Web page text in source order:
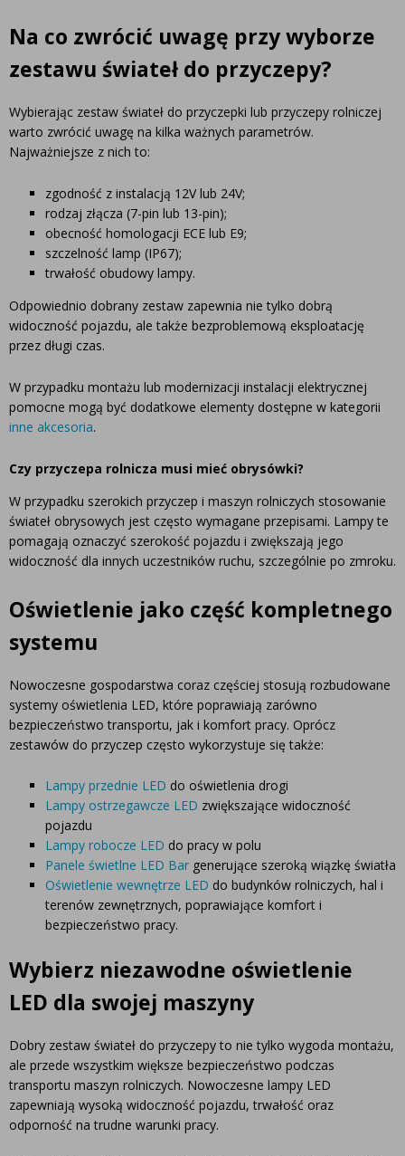
Na co zwrócić uwagę przy wyborze
zestawu świateł do przyczepy?
Wybierając zestaw świateł do przyczepki lub przyczepy rolniczej
warto zwrócić uwagę na kilka ważnych parametrów.
Najważniejsze z nich to:
zgodność z instalacją 12V lub 24V;
rodzaj złącza (7-pin lub 13-pin);
obecność homologacji ECE lub E9;
szczelność lamp (IP67);
trwałość obudowy lampy.
Odpowiednio dobrany zestaw zapewnia nie tylko dobrą
widoczność pojazdu, ale także bezproblemową eksploatację
przez długi czas.
W przypadku montażu lub modernizacji instalacji elektrycznej
pomocne mogą być dodatkowe elementy dostępne w kategorii
inne akcesoria.
Czy przyczepa rolnicza musi mieć obrysówki?
W przypadku szerokich przyczep i maszyn rolniczych stosowanie
świateł obrysowych jest często wymagane przepisami. Lampy te
pomagają oznaczyć szerokość pojazdu i zwiększają jego
widoczność dla innych uczestników ruchu, szczególnie po zmroku.
Oświetlenie jako część kompletnego
systemu
Nowoczesne gospodarstwa coraz częściej stosują rozbudowane
systemy oświetlenia LED, które poprawiają zarówno
bezpieczeństwo transportu, jak i komfort pracy. Oprócz
zestawów do przyczep często wykorzystuje się także:
Lampy przednie LED do oświetlenia drogi
Lampy ostrzegawcze LED zwiększające widoczność
pojazdu
Lampy robocze LED do pracy w polu
Panele świetlne LED Bar generujące szeroką wiązkę światła
Oświetlenie wewnętrze LED do budynków rolniczych, hal i
terenów zewnętrznych, poprawiające komfort i
bezpieczeństwo pracy.
Wybierz niezawodne oświetlenie
LED dla swojej maszyny
Dobry zestaw świateł do przyczepy to nie tylko wygoda montażu,
ale przede wszystkim większe bezpieczeństwo podczas
transportu maszyn rolniczych. Nowoczesne lampy LED
zapewniają wysoką widoczność pojazdu, trwałość oraz
odporność na trudne warunki pracy.